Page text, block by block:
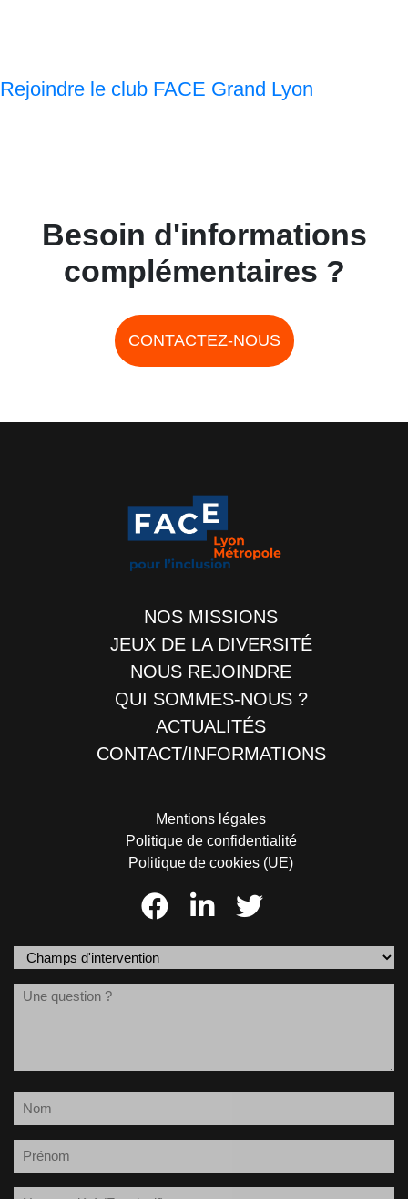
Rejoindre le club FACE Grand Lyon
Besoin d'informations
complémentaires ?
CONTACTEZ-NOUS
NOS MISSIONS
JEUX DE LA DIVERSITÉ
NOUS REJOINDRE
QUI SOMMES-NOUS ?
ACTUALITÉS
CONTACT/INFORMATIONS
Mentions légales
Politique de confidentialité
Politique de cookies (UE)
(Nécessaire)
(Nécessaire)